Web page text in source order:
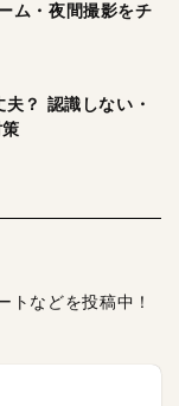
ム・夜間撮影をチ
？ 認識しない・
トなどを投稿中！